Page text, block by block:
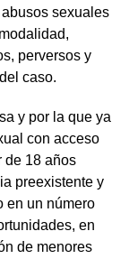
sexuales
perversos y
caso.
y por la que ya
con acceso
de 18 años
preexistente y
en un número
en
de menores